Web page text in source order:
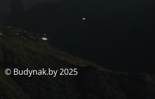
© Budynak.by 2025